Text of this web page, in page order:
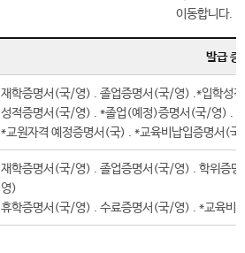
발급 증
재학증명서(국/영) . 졸업증명서(국/영) .*입학성
성적증명서(국/영) . *졸업(예정)증명서(국/영) .
*교원자격 예정증명서(국) . *교육비납입증명서(
재학증명서(국/영) . 졸업증명서(국/영) . 학위증
영)
휴학증명서(국/영) . 수료증명서(국/영) . *교육비